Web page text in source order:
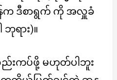
န်က ဒီစာရွက် ကို အလှူခံ
ရား)။
းကပ်ဖို့ မဟုတ်ပါဘူး